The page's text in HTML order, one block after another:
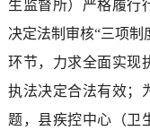
生监督所）严格履行
决定法制审核“三项
环节，力求全面实现
执法决定合法有效；
题，县疾控中心（卫